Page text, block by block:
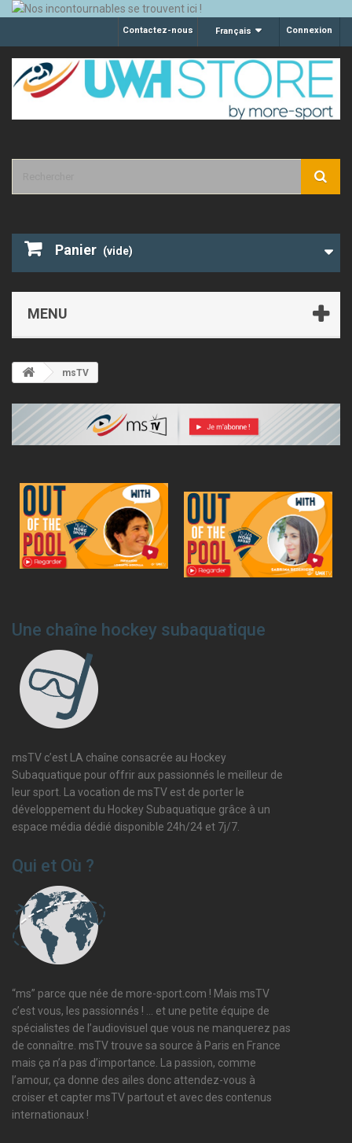
Connexion
Français
Contactez-nous
Panier (vide)
MENU
msTV
Une chaîne hockey subaquatique
msTV c’est LA chaîne consacrée au Hockey
Subaquatique pour offrir aux passionnés le meilleur de
leur sport. La vocation de msTV est de porter le
développement du Hockey Subaquatique grâce à un
espace média dédié disponible 24h/24 et 7j/7.
Qui et Où ?
“ms” parce que née de more-sport.com ! Mais msTV
c’est vous, les passionnés ! … et une petite équipe de
spécialistes de l’audiovisuel que vous ne manquerez pas
de connaître. msTV trouve sa source à Paris en France
mais ça n’a pas d’importance. La passion, comme
l’amour, ça donne des ailes donc attendez-vous à
croiser et capter msTV partout et avec des contenus
internationaux !